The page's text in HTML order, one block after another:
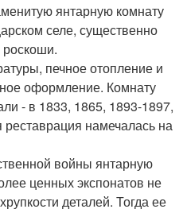
янтарную комнату
селе, существенно
печное отопление и
оформление. Комнату
- в 1833, 1865, 1893-1897,
намечалась на
войны янтарную
ценных экспонатов не
деталей. Тогда ее